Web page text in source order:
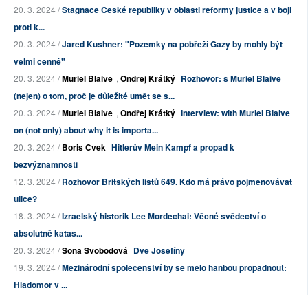
20. 3. 2024 /Stagnace České republiky v oblasti reformy justice a v boji
proti k...
20. 3. 2024 /Jared Kushner: "Pozemky na pobřeží Gazy by mohly být
velmi cenné"
20. 3. 2024 /Muriel Blaive , Ondřej Krátký Rozhovor: s Muriel Blaive
(nejen) o tom, proč je důležité umět se s...
20. 3. 2024 /Muriel Blaive , Ondřej Krátký Interview: with Muriel Blaive
on (not only) about why it is importa...
20. 3. 2024 /Boris Cvek Hitlerův Mein Kampf a propad k
bezvýznamnosti
12. 3. 2024 /Rozhovor Britských listů 649. Kdo má právo pojmenovávat
ulice?
18. 3. 2024 /Izraelský historik Lee Mordechai: Věcné svědectví o
absolutně katas...
20. 3. 2024 /Soňa Svobodová Dvě Josefíny
19. 3. 2024 /Mezinárodní společenství by se mělo hanbou propadnout:
Hladomor v ...